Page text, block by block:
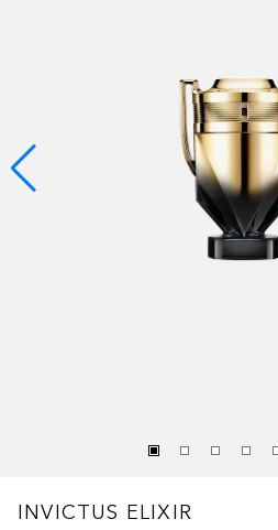
INVICTUS ELIXIR